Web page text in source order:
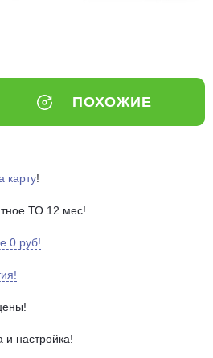
ПОХОЖИЕ
карту!
ТО 12 мес!
0 руб!
и настройка!
% будут
вопросы?